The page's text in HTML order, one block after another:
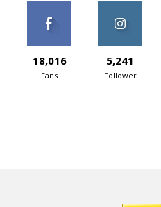
18,016
Fans
5,241
Follower